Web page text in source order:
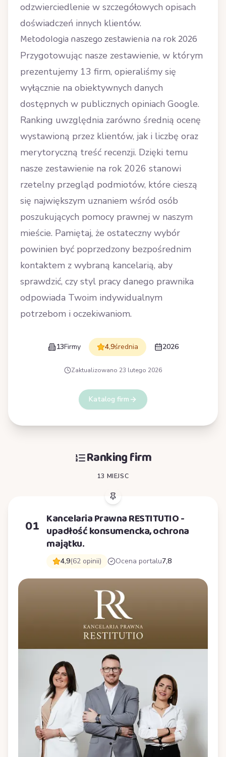
odzwierciedlenie w szczegółowych opisach
doświadczeń innych klientów.
Metodologia naszego zestawienia na rok 2026
Przygotowując nasze zestawienie, w którym
prezentujemy 13 firm, opieraliśmy się
wyłącznie na obiektywnych danych
dostępnych w publicznych opiniach Google.
Ranking uwzględnia zarówno średnią ocenę
wystawioną przez klientów, jak i liczbę oraz
merytoryczną treść recenzji. Dzięki temu
nasze zestawienie na rok 2026 stanowi
rzetelny przegląd podmiotów, które cieszą
się największym uznaniem wśród osób
poszukujących pomocy prawnej w naszym
mieście. Pamiętaj, że ostateczny wybór
powinien być poprzedzony bezpośrednim
kontaktem z wybraną kancelarią, aby
sprawdzić, czy styl pracy danego prawnika
odpowiada Twoim indywidualnym
potrzebom i oczekiwaniom.
13Firmy 4,9średnia 2026
Zaktualizowano 23 lutego 2026
Katalog firm
Ranking firm
13 MIEJSC
01 Kancelaria Prawna RESTITUTIO -
upadłość konsumencka, ochrona
majątku.
4,9(62 opinii) Ocena portalu7,8